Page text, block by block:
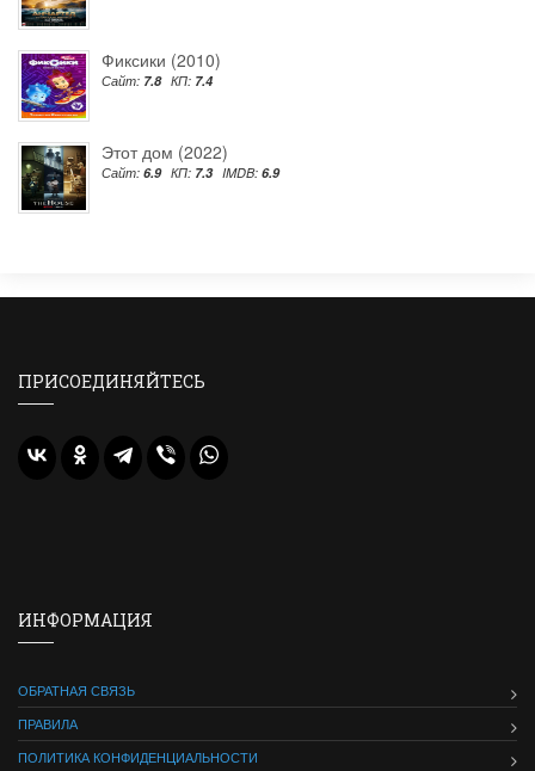
Фиксики (2010)
Сайт: 7.8 КП: 7.4
Этот дом (2022)
Сайт: 6.9 КП: 7.3 IMDB: 6.9
ПРИСОЕДИНЯЙТЕСЬ
ИНФОРМАЦИЯ
ОБРАТНАЯ СВЯЗЬ
ПРАВИЛА
ПОЛИТИКА КОНФИДЕНЦИАЛЬНОСТИ